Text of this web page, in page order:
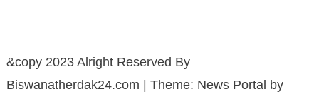
&copy 2023 Alright Reserved By
Biswanatherdak24.com | Theme: News Portal by